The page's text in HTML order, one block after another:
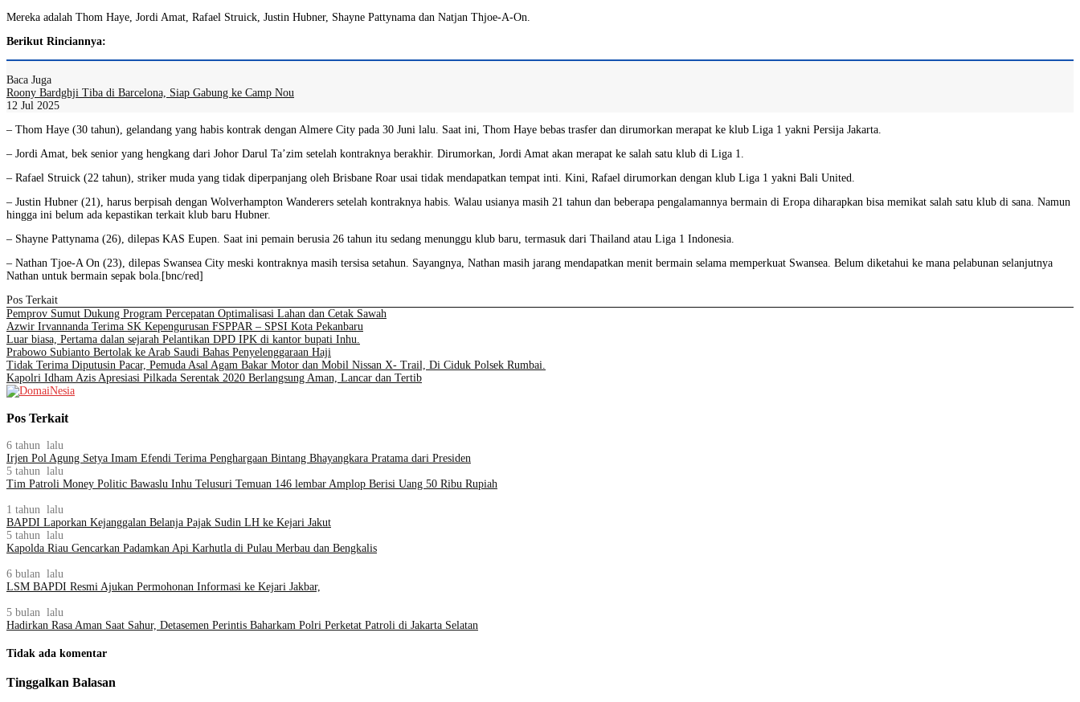
Mereka adalah Thom Haye, Jordi Amat, Rafael Struick, Justin Hubner, Shayne Pattynama dan Natjan Thjoe-A-On.
Berikut Rinciannya:
Baca Juga
Roony Bardghji Tiba di Barcelona, Siap Gabung ke Camp Nou
12 Jul 2025
– Thom Haye (30 tahun), gelandang yang habis kontrak dengan Almere City pada 30 Juni lalu. Saat ini, Thom Haye bebas trasfer dan dirumorkan merapat ke klub Liga 1 yakni Persija Jakarta.
– Jordi Amat, bek senior yang hengkang dari Johor Darul Ta’zim setelah kontraknya berakhir. Dirumorkan, Jordi Amat akan merapat ke salah satu klub di Liga 1.
– Rafael Struick (22 tahun), striker muda yang tidak diperpanjang oleh Brisbane Roar usai tidak mendapatkan tempat inti. Kini, Rafael dirumorkan dengan klub Liga 1 yakni Bali United.
– Justin Hubner (21), harus berpisah dengan Wolverhampton Wanderers setelah kontraknya habis. Walau usianya masih 21 tahun dan beberapa pengalamannya bermain di Eropa diharapkan bisa memikat salah satu klub di sana. Namun
hingga ini belum ada kepastikan terkait klub baru Hubner.
– Shayne Pattynama (26), dilepas KAS Eupen. Saat ini pemain berusia 26 tahun itu sedang menunggu klub baru, termasuk dari Thailand atau Liga 1 Indonesia.
– Nathan Tjoe-A On (23), dilepas Swansea City meski kontraknya masih tersisa setahun. Sayangnya, Nathan masih jarang mendapatkan menit bermain selama memperkuat Swansea. Belum diketahui ke mana pelabunan selanjutnya
Nathan untuk bermain sepak bola.[bnc/red]
Pos Terkait
Pemprov Sumut Dukung Program Percepatan Optimalisasi Lahan dan Cetak Sawah
Azwir Irvannanda Terima SK Kepengurusan FSPPAR – SPSI Kota Pekanbaru
Luar biasa, Pertama dalan sejarah Pelantikan DPD IPK di kantor bupati Inhu.
Prabowo Subianto Bertolak ke Arab Saudi Bahas Penyelenggaraan Haji
Tidak Terima Diputusin Pacar, Pemuda Asal Agam Bakar Motor dan Mobil Nissan X- Trail, Di Ciduk Polsek Rumbai.
Kapolri Idham Azis Apresiasi Pilkada Serentak 2020 Berlangsung Aman, Lancar dan Tertib
Pos Terkait
6 tahun lalu
Irjen Pol Agung Setya Imam Efendi Terima Penghargaan Bintang Bhayangkara Pratama dari Presiden
5 tahun lalu
Tim Patroli Money Politic Bawaslu Inhu Telusuri Temuan 146 lembar Amplop Berisi Uang 50 Ribu Rupiah
1 tahun lalu
BAPDI Laporkan Kejanggalan Belanja Pajak Sudin LH ke Kejari Jakut
5 tahun lalu
Kapolda Riau Gencarkan Padamkan Api Karhutla di Pulau Merbau dan Bengkalis
6 bulan lalu
LSM BAPDI Resmi Ajukan Permohonan Informasi ke Kejari Jakbar,
5 bulan lalu
Hadirkan Rasa Aman Saat Sahur, Detasemen Perintis Baharkam Polri Perketat Patroli di Jakarta Selatan
Tidak ada komentar
Tinggalkan Balasan